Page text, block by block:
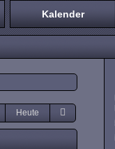
Kalender
Heute